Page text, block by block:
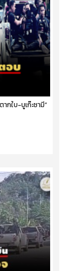
กใบ-บูเก๊ะซามี”